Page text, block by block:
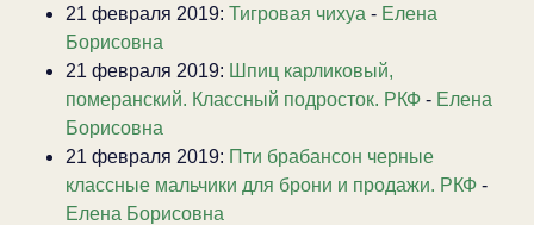
21 февраля 2019: Тигровая чихуа - Елена
Борисовна
21 февраля 2019: Шпиц карликовый,
померанский. Классный подросток. РКФ - Елена
Борисовна
21 февраля 2019: Пти брабансон черные
классные мальчики для брони и продажи. РКФ -
Елена Борисовна